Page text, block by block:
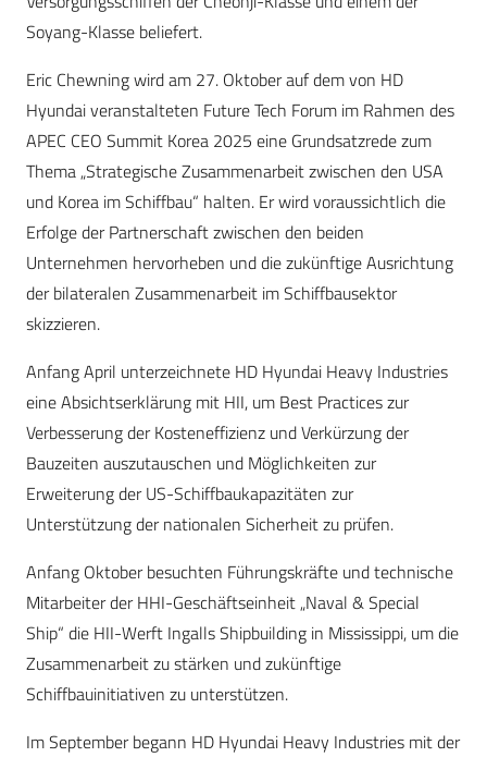
Soyang-Klasse beliefert.
Eric Chewning wird am 27. Oktober auf dem von HD
Hyundai veranstalteten Future Tech Forum im Rahmen des
APEC CEO Summit Korea 2025 eine Grundsatzrede zum
Thema „Strategische Zusammenarbeit zwischen den USA
und Korea im Schiffbau“ halten. Er wird voraussichtlich die
Erfolge der Partnerschaft zwischen den beiden
Unternehmen hervorheben und die zukünftige Ausrichtung
der bilateralen Zusammenarbeit im Schiffbausektor
skizzieren.
Anfang April unterzeichnete HD Hyundai Heavy Industries
eine Absichtserklärung mit HII, um Best Practices zur
Verbesserung der Kosteneffizienz und Verkürzung der
Bauzeiten auszutauschen und Möglichkeiten zur
Erweiterung der US-Schiffbaukapazitäten zur
Unterstützung der nationalen Sicherheit zu prüfen.
Anfang Oktober besuchten Führungskräfte und technische
Mitarbeiter der HHI-Geschäftseinheit „Naval & Special
Ship“ die HII-Werft Ingalls Shipbuilding in Mississippi, um die
Zusammenarbeit zu stärken und zukünftige
Schiffbauinitiativen zu unterstützen.
Im September begann HD Hyundai Heavy Industries mit der